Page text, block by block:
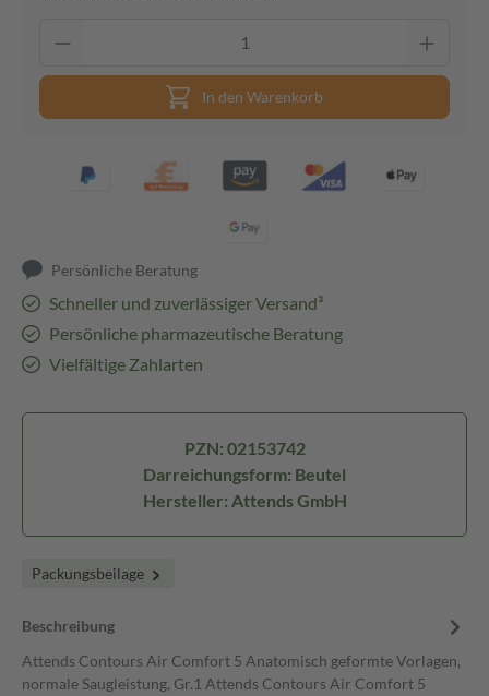
In den Warenkorb
Persönliche Beratung
Schneller und zuverlässiger Versand³
Persönliche pharmazeutische Beratung
Vielfältige Zahlarten
PZN: 02153742
Darreichungsform: Beutel
Hersteller: Attends GmbH
Packungsbeilage
Beschreibung
Attends Contours Air Comfort 5 Anatomisch geformte Vorlagen,
normale Saugleistung, Gr.1 Attends Contours Air Comfort 5